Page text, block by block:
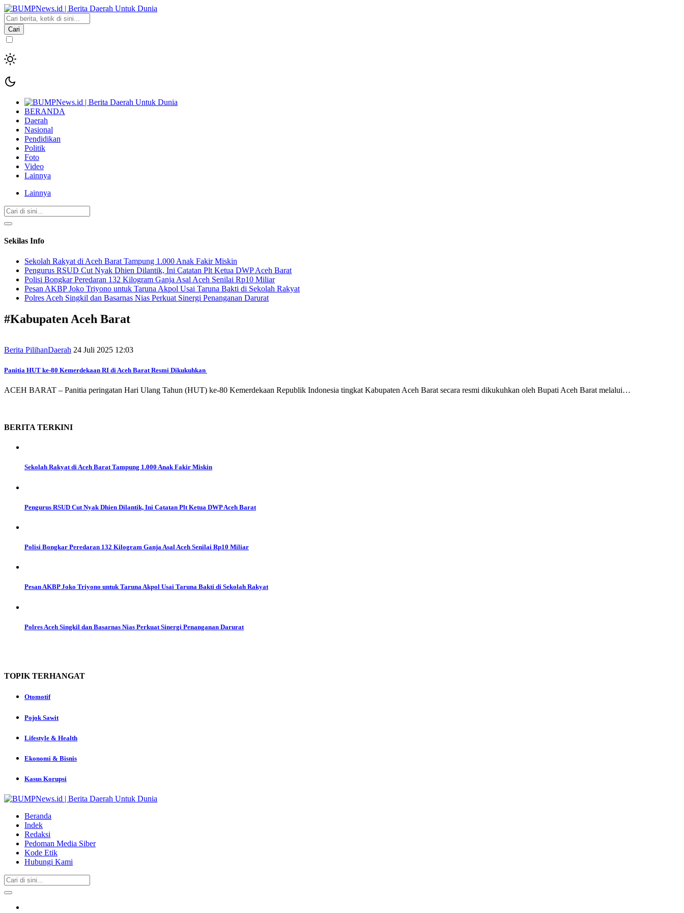
Cari
BERANDA
Daerah
Nasional
Pendidikan
Politik
Foto
Video
Lainnya
Lainnya
Sekilas Info
Sekolah Rakyat di Aceh Barat Tampung 1.000 Anak Fakir Miskin
Pengurus RSUD Cut Nyak Dhien Dilantik, Ini Catatan Plt Ketua DWP Aceh Barat
Polisi Bongkar Peredaran 132 Kilogram Ganja Asal Aceh Senilai Rp10 Miliar
Pesan AKBP Joko Triyono untuk Taruna Akpol Usai Taruna Bakti di Sekolah Rakyat
Polres Aceh Singkil dan Basarnas Nias Perkuat Sinergi Penanganan Darurat
#Kabupaten Aceh Barat
Berita PilihanDaerah 24 Juli 2025 12:03
Panitia HUT ke-80 Kemerdekaan RI di Aceh Barat Resmi Dikukuhkan
ACEH BARAT – Panitia peringatan Hari Ulang Tahun (HUT) ke-80 Kemerdekaan Republik Indonesia tingkat Kabupaten Aceh Barat secara resmi dikukuhkan oleh Bupati Aceh Barat melalui…
BERITA TERKINI
Sekolah Rakyat di Aceh Barat Tampung 1.000 Anak Fakir Miskin
Pengurus RSUD Cut Nyak Dhien Dilantik, Ini Catatan Plt Ketua DWP Aceh Barat
Polisi Bongkar Peredaran 132 Kilogram Ganja Asal Aceh Senilai Rp10 Miliar
Pesan AKBP Joko Triyono untuk Taruna Akpol Usai Taruna Bakti di Sekolah Rakyat
Polres Aceh Singkil dan Basarnas Nias Perkuat Sinergi Penanganan Darurat
TOPIK TERHANGAT
Otomotif
Pojok Sawit
Lifestyle & Health
Ekonomi & Bisnis
Kasus Korupsi
Beranda
Indek
Redaksi
Pedoman Media Siber
Kode Etik
Hubungi Kami